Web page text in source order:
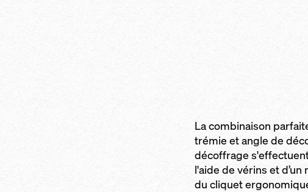
La combinaison
trémie et angle de
décoffrage
l'aide de vérins et
du cliquet